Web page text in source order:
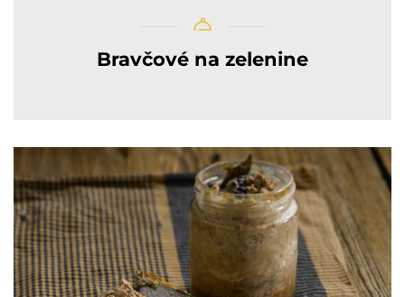
Bravčové na zelenine